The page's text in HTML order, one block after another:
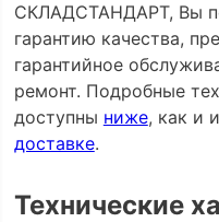
СКЛАДСТАНДАРТ, Вы
гарантию качества,
гарантийное
ремонт. Подробные
доступны ниже, как и
доставке.
Технические